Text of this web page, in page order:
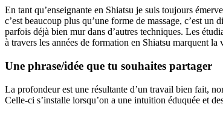
En tant qu’enseignante en Shiatsu je suis toujours
c’est beaucoup plus qu’une forme de massage, c’est
parfois déjà bien mur dans d’autres techniques. Les
à travers les années de formation en Shiatsu marquent
Une phrase/idée que tu souhaites partager
La profondeur est une résultante d’un travail bien fait,
Celle-ci s’installe lorsqu’on a une intuition éduquée et